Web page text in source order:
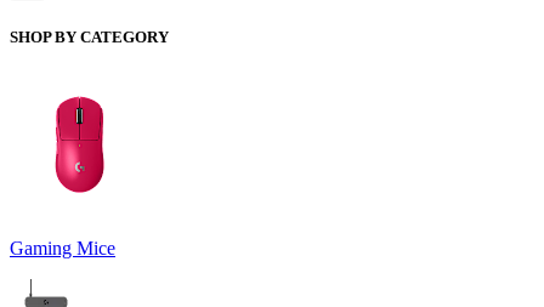
SHOP BY CATEGORY
Gaming Mice